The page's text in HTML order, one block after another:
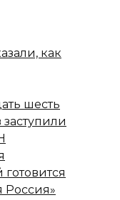
как
шесть
Россия»